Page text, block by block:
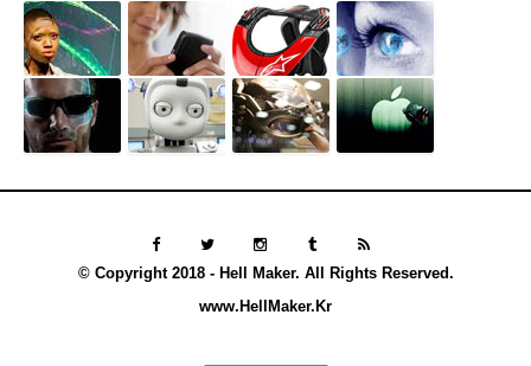
© Copyright 2018 - Hell Maker. All Rights Reserved.
www.HellMaker.Kr